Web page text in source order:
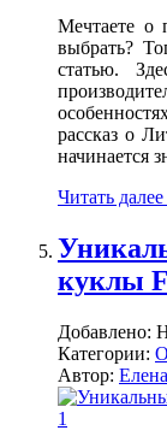
Мечтаете о
выбрать?
статью.
рассказ о
начинается
Читать далее
куклы
Добавлено:
Категории:
Автор: